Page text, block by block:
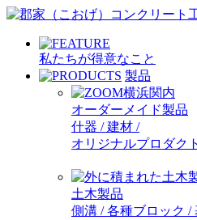
私たちが得意なこと
製品
オーダーメイド製品
什器 / 建材 /
オリジナルプロダク
土木製品
側溝 / 各種ブロック /